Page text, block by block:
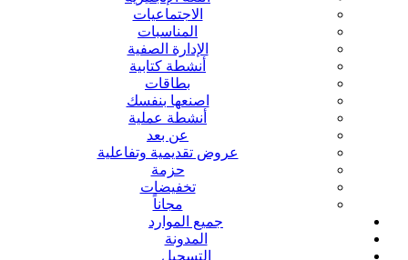
الاجتماعيات
المناسبات
الإدارة الصفية
أنشطة كتابية
بطاقات
اصنعها بنفسك
أنشطة عملية
عن بعد
عروض تقديمية وتفاعلية
حزمة
تخفيضات
مجاناً
جميع الموارد
المدونة
التسجيل